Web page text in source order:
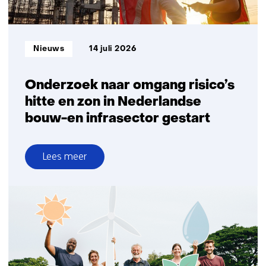
Onderzoek naar omgang risico’s
hitte en zon in Nederlandse
bouw-en infrasector gestart
Informatietype:
Nieuws 14 juli 2026
Lees meer
over
naar
omgang
risico’s
hitte
en